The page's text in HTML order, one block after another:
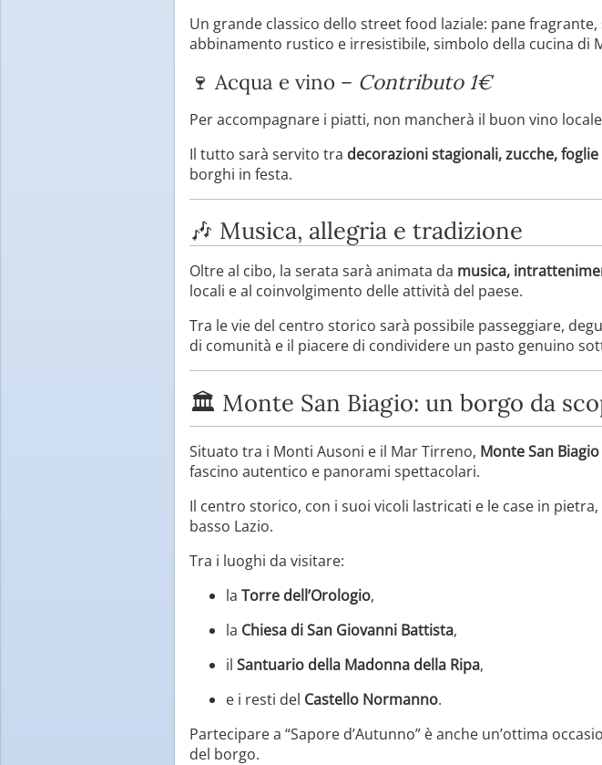
Un grande classico dello street food laziale: pane
abbinamento rustico e irresistibile, simbolo della cucina di
🍷 Acqua e vino – Contributo 1€
Per accompagnare i piatti, non mancherà il buon vino
Il tutto sarà servito tra decorazioni stagionali, zucche,
borghi in festa.
🎶 Musica, allegria e tradizione
Oltre al cibo, la serata sarà animata da musica,
locali e al coinvolgimento delle attività del paese.
Tra le vie del centro storico sarà possibile passeggiare,
di comunità e il piacere di condividere un pasto genuino
🏛 Monte San Biagio: un borgo da
Situato tra i Monti Ausoni e il Mar Tirreno, Monte San Biagio
fascino autentico e panorami spettacolari.
Il centro storico, con i suoi vicoli lastricati e le case in
basso Lazio.
Tra i luoghi da visitare:
la Torre dell’Orologio,
la Chiesa di San Giovanni Battista,
il Santuario della Madonna della Ripa,
e i resti del Castello Normanno.
Partecipare a “Sapore d’Autunno” è anche un’ottima
del borgo.